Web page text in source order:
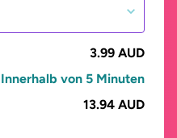
3.99 AUD
Innerhalb von 5 Minuten
13.94 AUD